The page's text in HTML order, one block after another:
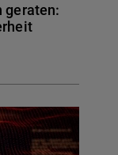
geraten: